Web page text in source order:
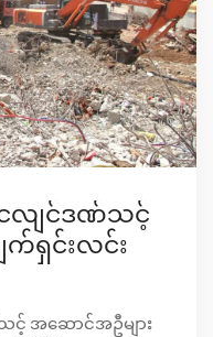
ငလျင်ဒဏ်သင့်
က်ရှင်းလင်း
င့် အဆောင်အဦများ